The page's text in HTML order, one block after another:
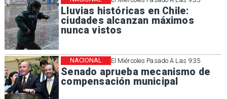
Lluvias históricas en Chile:
ciudades alcanzan máximos
nunca vistos
El Miércoles Pasado A Las 9:35
Senado aprueba mecanismo de
compensación municipal
NACIONAL